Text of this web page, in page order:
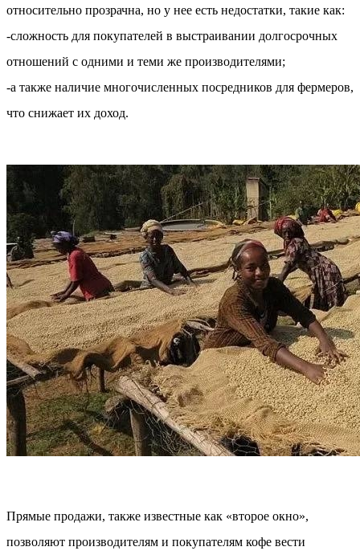
относительно прозрачна, но у нее есть недостатки, такие как:
-сложность для покупателей в выстраивании долгосрочных
отношений с одними и теми же производителями;
-а также наличие многочисленных посредников для фермеров,
что снижает их доход.
Прямые продажи, также известные как «второе окно»,
позволяют производителям и покупателям кофе вести